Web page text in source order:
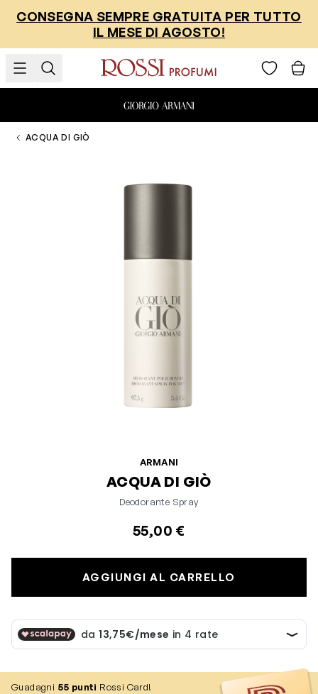
CONSEGNA SEMPRE GRATUITA PER TUTTO
IL MESE DI AGOSTO!
ACQUA DI GIÒ
ARMANI
ACQUA DI GIÒ
Deodorante Spray
55,00 €
AGGIUNGI AL CARRELLO
Guadagni 55 punti Rossi Card!